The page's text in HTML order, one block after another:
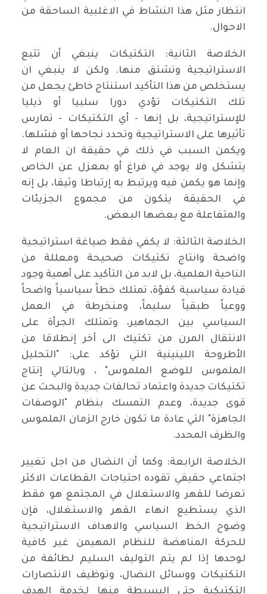
انتظار مثل هذا النشاط في الاغلبية الساحقة من
الاحوال.
الخلاصة الثانية: التكتيكات ينبغي أن تتبع
الاستراتيجية وتشتق منها. ولكن لا ينبغي ان
يستخلص من هذا التأكيد استنتاج خاطئ يجعل من
تلك التكتيكات تؤدي دورا سلبيا أو ذيليا
للإستراتيجية، بل إنها - أي التكتيكات - تمارس
تأثيرها على الاستراتيجية وتحدد نجاحها أو فشلها.
ويكمن السبب في ذلك في حقيقة ان العام لا
يتشكل ولا يوجد في فراغ أو بمعزل عن الخاص
وإنما هو يكمن فيه ويرتبط به إرتباطا وثيقا، بل إنه
في الحقيقة يتكون من مجموع الجزيئات
والمتفاعلة مع بعضها البعض.
الخلاصة الثالثة: لا يكفي فقط صياغة استراتيجية
واضحة وانتاج تكتيكات صحيحة ومعللة من
الناحية العلمية، بل لابد من التأكيد على أهمية وجود
قيادة سياسية كفؤة، تمتلك خطاً سياسياً واضحاً
ووعياً طبقياً سليماً، ومنخرطة في العمل
السياسي بين الجماهير، وتمتلك الجرأة على
الانتقال المرن من تكتيك الى آخر إنطلاقا من
الأطروحة اللينينية التي تؤكد على: "التحليل
الملموس للوضع الملموس" ، وبالتالي إنتاج
تكتيكات جديدة واعتماد تحالفات جديدة والبحث عن
قوى جديدة، وعدم التمسك بنظام "الوصفات
الجاهزة" التي عادة ما تكون خارج الزمان الملموس
والظرف المحدد.
الخلاصة الرابعة: وكما أن النضال من اجل تغيير
اجتماعي حقيقي تقوده احتياجات القطاعات الاكثر
تعرضا للقهر والاستغلال في المجتمع هو فقط
الذي يستطيع انهاء القهر والاستغلال، فإن
وضوح الخط السياسي والاهداف الاستراتيجية
للحركة المناهضة للنظام المهيمن غير كافية
لوحدها إذا لم يتم التوليف السليم لطائفة من
التكتيكات ووسائل النضال، وتوظيف الانتصارات
التكتيكية حتى البسيطة منها لخدمة الهدف